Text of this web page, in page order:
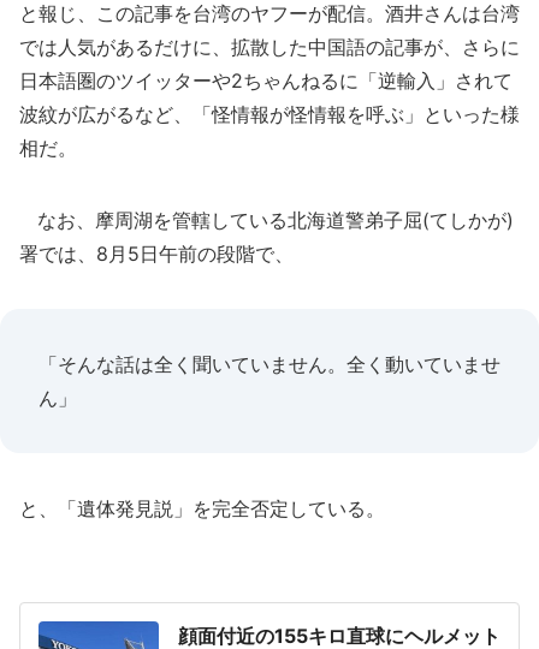
と報じ、この記事を台湾のヤフーが配信。酒井さんは台湾
では人気があるだけに、拡散した中国語の記事が、さらに
日本語圏のツイッターや2ちゃんねるに「逆輸入」されて
波紋が広がるなど、「怪情報が怪情報を呼ぶ」といった様
相だ。
なお、摩周湖を管轄している北海道警弟子屈(てしかが)
署では、8月5日午前の段階で、
「そんな話は全く聞いていません。全く動いていませ
ん」
と、「遺体発見説」を完全否定している。
顔面付近の155キロ直球にヘルメット